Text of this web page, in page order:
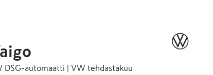
DSG-automaatti | VW tehdastakuu